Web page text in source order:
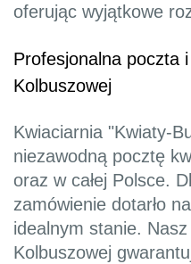
oferując wyjątkowe
Profesjonalna poczta
Kolbuszowej
Kwiaciarnia "Kwiaty-
niezawodną pocztę
oraz w całej Polsce.
zamówienie dotarło
idealnym stanie.
Kolbuszowej